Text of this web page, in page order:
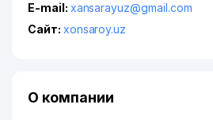
E-mail: xansarayuz@gmail.com
Сайт: xonsaroy.uz
О компании